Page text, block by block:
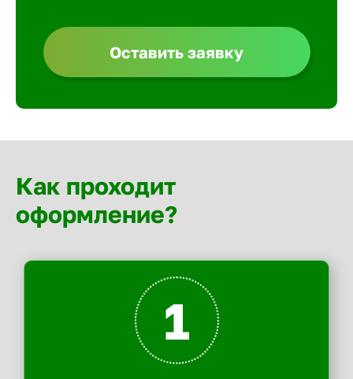
Оставить заявку
Как проходит
оформление?
1